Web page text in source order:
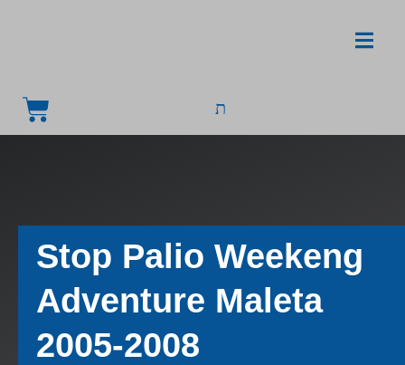
Stop Palio Weekeng
Adventure Maleta
2005-2008